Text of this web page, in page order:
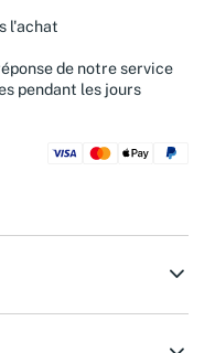
l'achat
de notre service
pendant les jours